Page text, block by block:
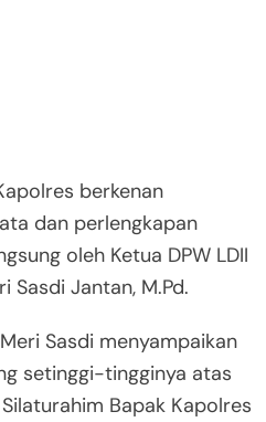
berkenan
dan perlengkapan
oleh Ketua DPW LDII
Sasdi Jantan, M.Pd.
Sasdi menyampaikan
setinggi-tingginya atas
Bapak Kapolres